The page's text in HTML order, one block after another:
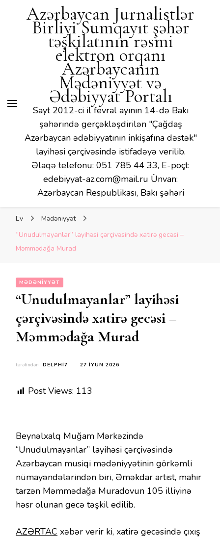
Mədəniyyət və Ədəbiyyat
Portalı
Azərbaycan Jurnalistlər
Birliyi Sumqayıt şəhər
təşkilatının rəsmi
elektron orqanı
Azərbaycanın
Mədəniyyət və
Ədəbiyyat Portalı
Sayt 2012-ci il fevral ayının 14-də Bakı
şəhərində gerçəkləşdirilən "Çağdaş
Azərbaycan ədəbiyyatının inkişafına dəstək"
layihəsi çərçivəsində istifadəyə verilib.
Əlaqə telefonu: 051 785 44 33, E-poçt:
edebiyyat-az.com@mail.ru Ünvan:
Azərbaycan Respublikası, Bakı şəhəri
Ev
Mədəniyyət
“Unudulmayanlar” layihəsi çərçivəsində xatirə gecəsi –
Məmmədağa Murad
MƏDƏNIYYƏT
“Unudulmayanlar” layihəsi
çərçivəsində xatirə gecəsi –
Məmmədağa Murad
tərəfindən DELPHI7 27 İYUN 2026
Post Views: 113
Beynəlxalq Muğam Mərkəzində
“Unudulmayanlar” layihəsi çərçivəsində
Azərbaycan musiqi mədəniyyətinin görkəmli
nümayəndələrindən biri, Əməkdar artist, mahir
tarzən Məmmədağa Muradovun 105 illiyinə
həsr olunan gecə təşkil edilib.
AZƏRTAC xəbər verir ki, xatirə gecəsində çıxış